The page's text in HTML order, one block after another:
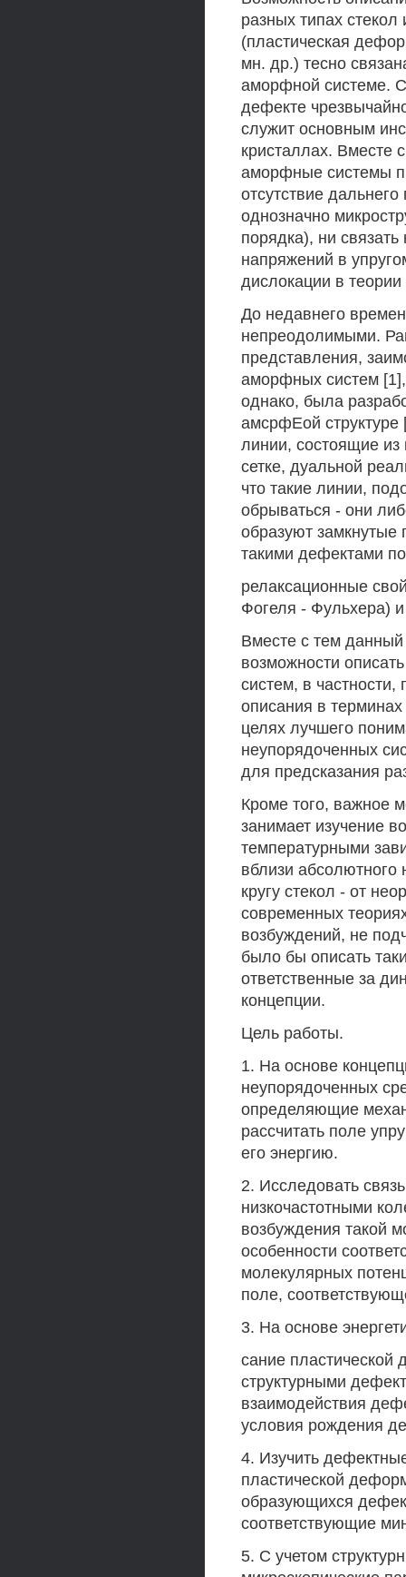
разных типах
(пластическая
мн. др.) тесно
аморфной системе.
дефекте
служит основным
кристаллах. Вместе
аморфные системы
отсутствие
однозначно
порядка), ни
напряжений в
дислокации в
До недавнего
непреодолимыми.
представления,
аморфных систем
однако, была
амсрфЕой структуре
линии, состоящие из
сетке, дуальной
что такие линии,
обрываться - они
образуют замкнутые
такими дефектами
релаксационные
Фогеля - Фульхера)
Вместе с тем
возможности
систем, в
описания в
целях лучшего
неупорядоченных
для предсказания
Кроме того, важное
занимает изучение
температурными
вблизи
кругу стекол - от
современных
возбуждений, не
было бы описать
ответственные за
концепции.
Цель работы.
1. На основе
неупорядоченных
определяющие
рассчитать поле
его энергию.
2. Исследовать
низкочастотными
возбуждения такой
особенности
молекулярных
поле,
3. На основе
сание
структурными
взаимодействия
условия рождения
4. Изучить
пластической
образующихся
соответствующие
5. С учетом